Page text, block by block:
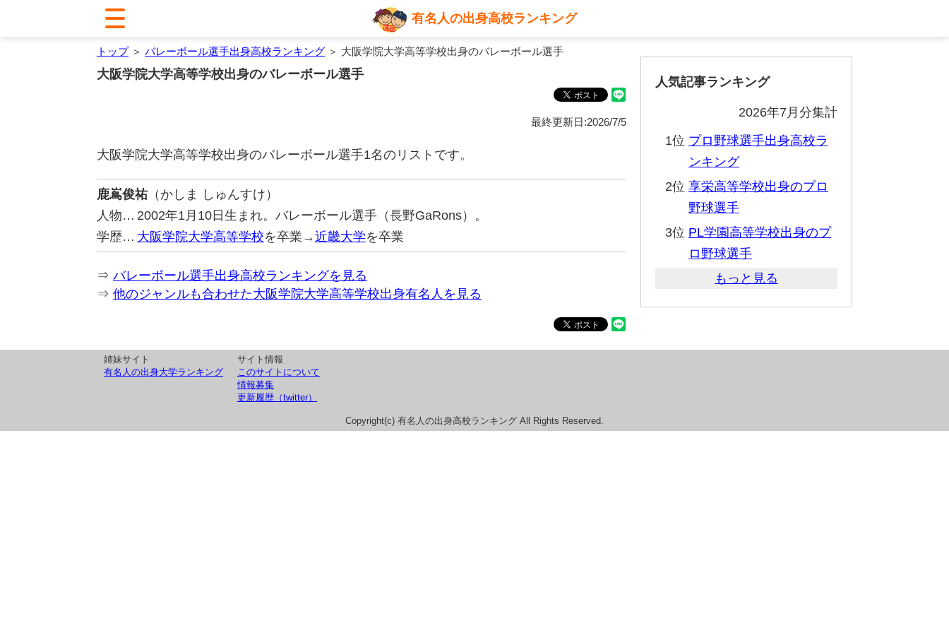
有名人の出身高校ランキング
トップ＞ バレーボール選手出身高校ランキング ＞ 大阪学院大学高等学校出身のバレーボール選手
大阪学院大学高等学校出身のバレーボール選手
最終更新日:2026/7/5
大阪学院大学高等学校出身のバレーボール選手1名のリストです。
鹿嶌俊祐（かしま しゅんすけ）
人物… 2002年1月10日生まれ。バレーボール選手（長野GaRons）。
学歴… 大阪学院大学高等学校を卒業→近畿大学を卒業
⇒ バレーボール選手出身高校ランキングを見る
⇒ 他のジャンルも合わせた大阪学院大学高等学校出身有名人を見る
人気記事ランキング
2026年7月分集計
1位 プロ野球選手出身高校ラ
ンキング
2位 享栄高等学校出身のプロ
野球選手
3位 PL学園高等学校出身のプ
ロ野球選手
もっと見る
姉妹サイト
有名人の出身大学ランキング
サイト情報
このサイトについて
情報募集
更新履歴（twitter）
Copyright(c) 有名人の出身高校ランキング All Rights Reserved.